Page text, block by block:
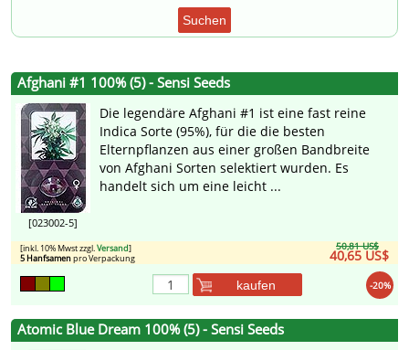
Suchen
Afghani #1 100% (5) - Sensi Seeds
[023002-5]
Die legendäre Afghani #1 ist eine fast reine
Indica Sorte (95%), für die die besten
Elternpflanzen aus einer großen Bandbreite
von Afghani Sorten selektiert wurden. Es
handelt sich um eine leicht ...
50,81 US$
40,65 US$
[inkl. 10% Mwst zzgl.Versand]
5 Hanfsamenpro Verpackung
-20%
kaufen
Atomic Blue Dream 100% (5) - Sensi Seeds